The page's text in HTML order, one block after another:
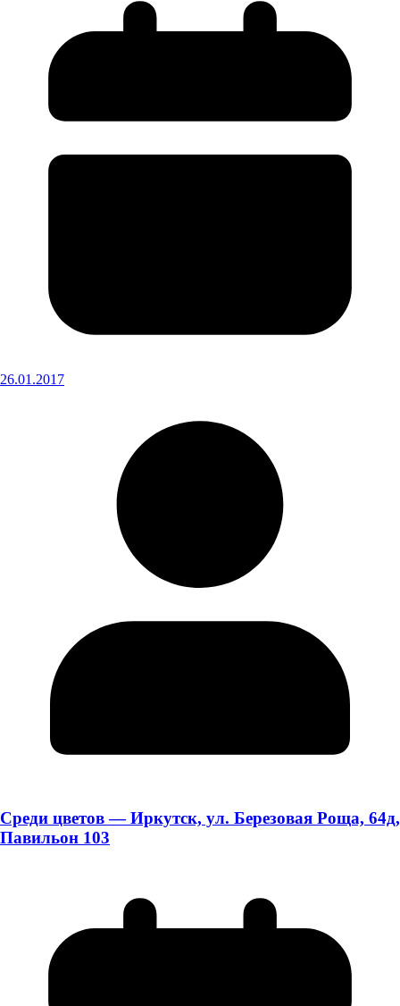
26.01.2017
Среди цветов — Иркутск, ул. Березовая Роща, 64д,
Павильон 103